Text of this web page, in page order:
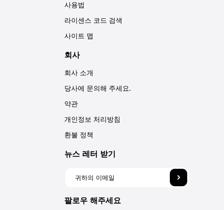
사용법
라이센스 코드 검색
사이트 맵
회사
회사 소개
당사에 문의해 주세요.
약관
개인정보 처리방침
환불 정책
뉴스 레터 받기
팔로우 해주세요